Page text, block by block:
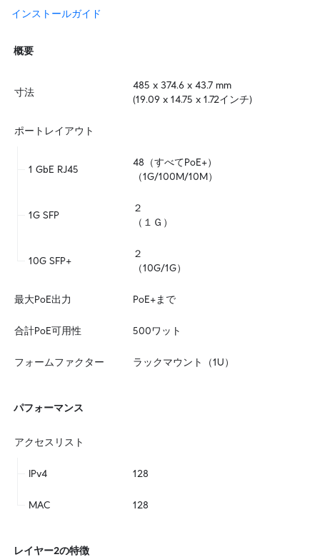
インストールガイド
概要
寸法
485 x 374.6 x 43.7 mm
(19.09 x 14.75 x 1.72インチ)
ポートレイアウト
1 GbE RJ45
48（すべてPoE+）
（1G/100M/10M）
1G SFP
２
（１Ｇ）
10G SFP+
２
（10G/1G）
最大PoE出力 PoE+まで
合計PoE可用性 500ワット
フォームファクター ラックマウント（1U）
パフォーマンス
アクセスリスト
IPv4 128
MAC 128
レイヤー2の特徴